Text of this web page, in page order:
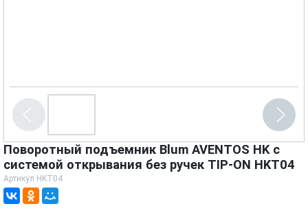
Поворотный подъемник Blum AVENTOS HK с
системой открывания без ручек TIP-ON HKT04
Артикул HKT04